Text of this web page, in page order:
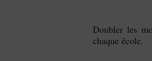
Doubler les
chaque école.